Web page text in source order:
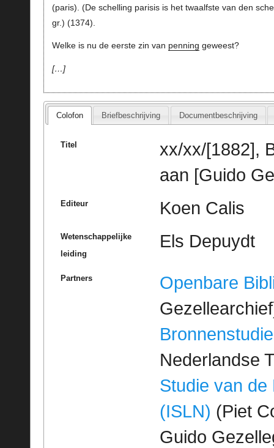
(paris). (De schelling parisis is het twaalfste van den
gr.) (1374).
Welke is nu de eerste zin van penning geweest?
…
Colofon Briefbeschrijving Documentbeschrijving
Titel
xx/xx/[1882],
aan [Guido
Editeur Koen Calis
Wetenschappelijke
leiding
Els Depuydt
Partners
Openbare
Bronnenstudie
Nederlandse
Studie van de
(ISLN) (Piet
Guido